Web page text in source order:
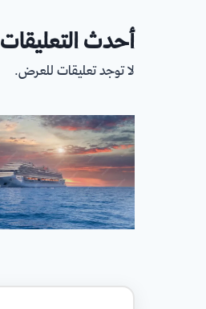
أحدث التعليقات
لا توجد تعليقات للعرض.